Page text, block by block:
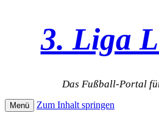
3. Liga
Das Fußball-Portal
Menü Zum Inhalt springen